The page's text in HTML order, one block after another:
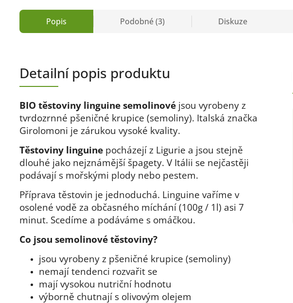
Popis Podobné (3) Diskuze
Detailní popis produktu
BIO těstoviny linguine semolinové jsou vyrobeny z
tvrdozrnné pšeničné krupice (semoliny). Italská značka
Girolomoni je zárukou vysoké kvality.
Těstoviny linguine pocházejí z Ligurie a jsou stejně
dlouhé jako nejznámější špagety. V Itálii se nejčastěji
podávají s mořskými plody nebo pestem.
Příprava těstovin je jednoduchá. Linguine vaříme v
osolené vodě za občasného míchání (100g / 1l) asi 7
minut. Scedíme a podáváme s omáčkou.
Co jsou semolinové těstoviny?
jsou vyrobeny z pšeničné krupice (semoliny)
nemají tendenci rozvařit se
mají vysokou nutriční hodnotu
výborně chutnají s olivovým olejem